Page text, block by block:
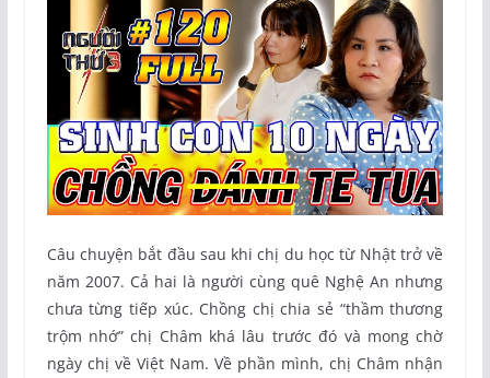
Câu chuyện bắt đầu sau khi chị du học từ Nhật trở về
năm 2007. Cả hai là người cùng quê Nghệ An nhưng
chưa từng tiếp xúc. Chồng chị chia sẻ “thầm thương
trộm nhớ” chị Châm khá lâu trước đó và mong chờ
ngày chị về Việt Nam. Về phần mình, chị Châm nhận